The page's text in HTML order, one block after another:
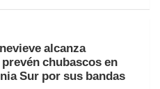
alcanza
chubascos en
Sur por sus bandas